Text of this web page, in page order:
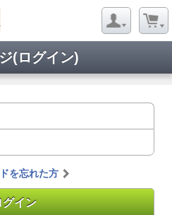
(ログイン)
を忘れた方